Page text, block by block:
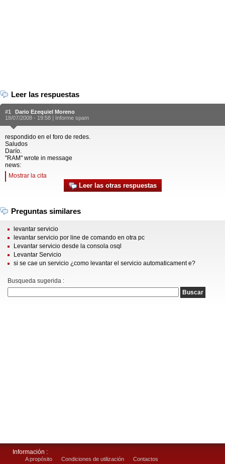
Leer las respuestas
#1
Dario Ezequiel Moreno
18/07/2008 - 19:58 | Informe spam
respondido en el foro de redes.
Saludos
Darío.
"RAM" wrote in message
news:
Mostrar la cita
Leer las otras respuestas
Preguntas similares
levantar servicio
levantar servicio por line de comando en otra pc
Levantar servicio desde la consola osql
Levantar Servicio
si se cae un servicio ¿como levantar el servicio automaticament e?
Busqueda sugerida :
Información :
A propósito Condiciones de utilización Contactos